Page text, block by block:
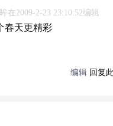
在2009-2-23 23:10:52编辑
春天更精彩
编辑 回复